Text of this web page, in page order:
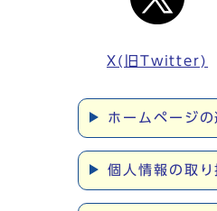
X(旧Twitter)
ホームページ
個人情報の取